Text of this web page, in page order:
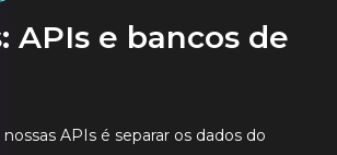
APIs e bancos de
APIs é separar os dados do